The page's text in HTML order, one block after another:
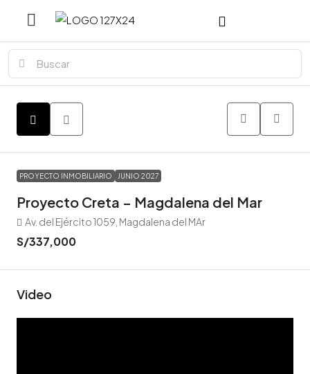
PROYECTO INMOBILIARIO JUNIO 2027
Proyecto Creta – Magdalena del Mar
Av. del Ejército 1059, Magdalena del MAr
S/337,000
Video